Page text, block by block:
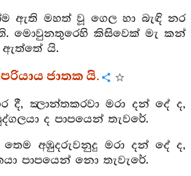
ඇති මහත් වූ ගෙල හා බැඳි නර
මොවුනතුරෙහි කිසිවෙක් මැ කන්
ඇත්තේ යි.
ජාතක යි.
දී, ක්‍ලාන්තකරවා මරා දන් දේ ද,
ද පාපයෙන් තැවරේ.
තෙම අඹුදරුවනුදු මරා දන් දේ ද,
පාපයෙන් නො තැවැරේ.